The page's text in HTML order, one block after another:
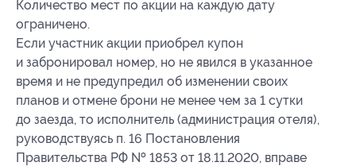
Количество мест по акции на каждую дату
ограничено.
Если участник акции приобрел купон
и забронировал номер, но не явился в указанное
время и не предупредил об изменении своих
планов и отмене брони не менее чем за 1 сутки
до заезда, то исполнитель (администрация отеля),
руководствуясь п. 16 Постановления
Правительства РФ № 1853 от 18.11.2020, вправе